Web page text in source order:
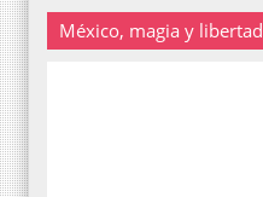
México, magia y libertad